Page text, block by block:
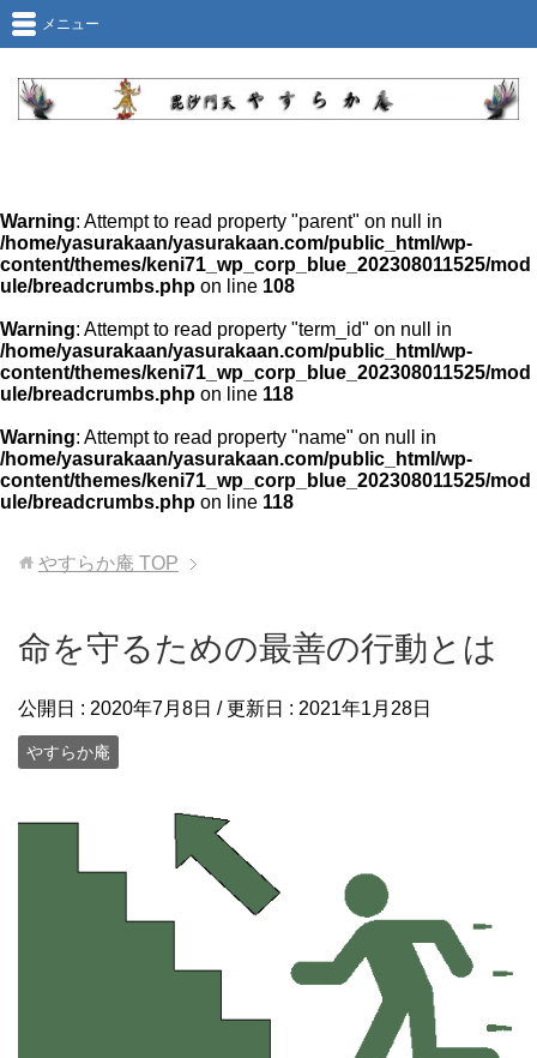
メニュー
Warning: Attempt to read property "parent" on null in
/home/yasurakaan/yasurakaan.com/public_html/wp-
content/themes/keni71_wp_corp_blue_202308011525/mod
ule/breadcrumbs.php on line 108
Warning: Attempt to read property "term_id" on null in
/home/yasurakaan/yasurakaan.com/public_html/wp-
content/themes/keni71_wp_corp_blue_202308011525/mod
ule/breadcrumbs.php on line 118
Warning: Attempt to read property "name" on null in
/home/yasurakaan/yasurakaan.com/public_html/wp-
content/themes/keni71_wp_corp_blue_202308011525/mod
ule/breadcrumbs.php on line 118
やすらか庵 TOP
命を守るための最善の行動とは
公開日 : 2020年7月8日 / 更新日 : 2021年1月28日
やすらか庵